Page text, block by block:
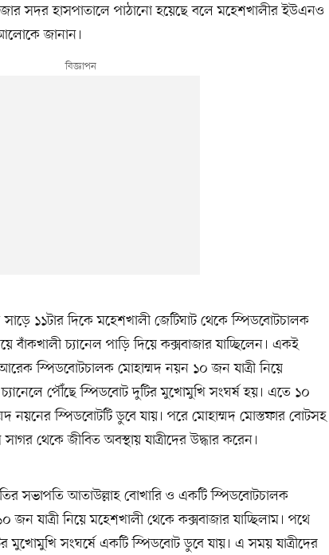
সদর হাসপাতালে পাঠানো হয়েছে বলে মহেশখালীর ইউএনও
জানান।
১১টার দিকে মহেশখালী জেটিঘাট থেকে স্পিডবোটচালক
বাঁকখালী চ্যানেল পাড়ি দিয়ে কক্সবাজার যাচ্ছিলেন। একই
স্পিডবোটচালক মোহাম্মদ নয়ন ১০ জন যাত্রী নিয়ে
পৌঁছে স্পিডবোট দুটির মুখোমুখি সংঘর্ষ হয়। এতে ১০
নয়নের স্পিডবোটটি ডুবে যায়। পরে মোহাম্মদ মোস্তফার বোটসহ
থেকে জীবিত অবস্থায় যাত্রীদের উদ্ধার করেন।
সভাপতি আতাউল্লাহ বোখারি ও একটি স্পিডবোটচালক
জন যাত্রী নিয়ে মহেশখালী থেকে কক্সবাজার যাচ্ছিলাম। পথে
মুখোমুখি সংঘর্ষে একটি স্পিডবোট ডুবে যায়। এ সময় যাত্রীদের